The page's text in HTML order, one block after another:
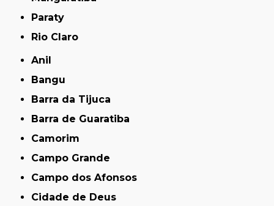
Paraty
Rio Claro
Anil
Bangu
Barra da Tijuca
Barra de Guaratiba
Camorim
Campo Grande
Campo dos Afonsos
Cidade de Deus